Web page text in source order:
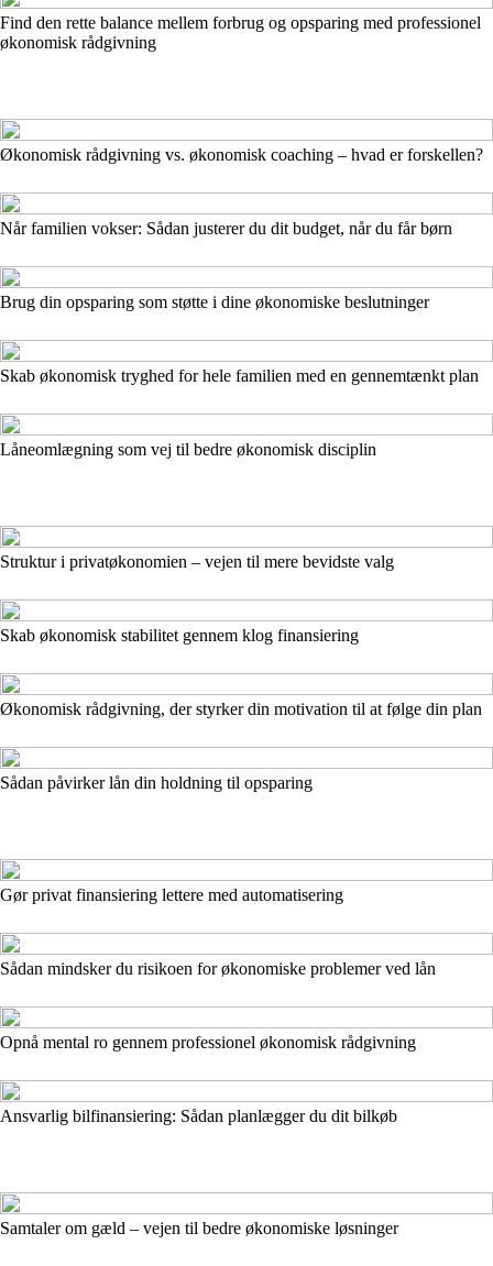
Find den rette balance mellem forbrug og opsparing med professionel
økonomisk rådgivning
Økonomisk rådgivning vs. økonomisk coaching – hvad er forskellen?
Når familien vokser: Sådan justerer du dit budget, når du får børn
Brug din opsparing som støtte i dine økonomiske beslutninger
Skab økonomisk tryghed for hele familien med en gennemtænkt plan
Låneomlægning som vej til bedre økonomisk disciplin
Struktur i privatøkonomien – vejen til mere bevidste valg
Skab økonomisk stabilitet gennem klog finansiering
Økonomisk rådgivning, der styrker din motivation til at følge din plan
Sådan påvirker lån din holdning til opsparing
Gør privat finansiering lettere med automatisering
Sådan mindsker du risikoen for økonomiske problemer ved lån
Opnå mental ro gennem professionel økonomisk rådgivning
Ansvarlig bilfinansiering: Sådan planlægger du dit bilkøb
Samtaler om gæld – vejen til bedre økonomiske løsninger